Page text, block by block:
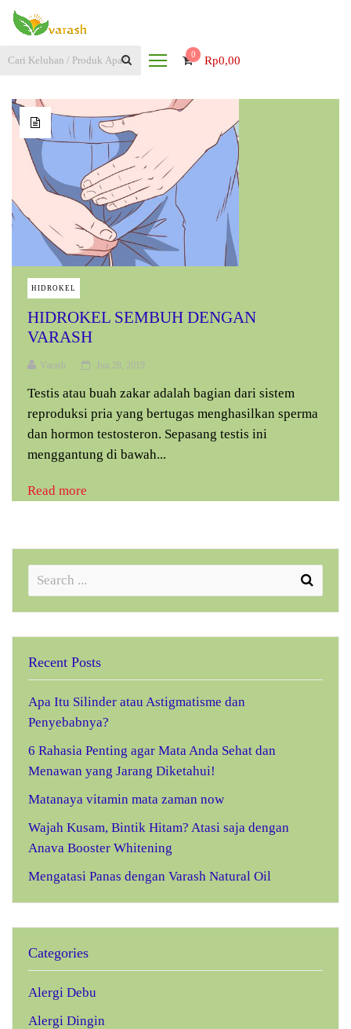
0 Rp0,00
HIDROKEL
HIDROKEL SEMBUH DENGAN
VARASH
Varash Jun 28, 2019
Testis atau buah zakar adalah bagian dari sistem
reproduksi pria yang bertugas menghasilkan sperma
dan hormon testosteron. Sepasang testis ini
menggantung di bawah...
Read more
Recent Posts
Apa Itu Silinder atau Astigmatisme dan
Penyebabnya?
6 Rahasia Penting agar Mata Anda Sehat dan
Menawan yang Jarang Diketahui!
Matanaya vitamin mata zaman now
Wajah Kusam, Bintik Hitam? Atasi saja dengan
Anava Booster Whitening
Mengatasi Panas dengan Varash Natural Oil
Categories
Alergi Debu
Alergi Dingin